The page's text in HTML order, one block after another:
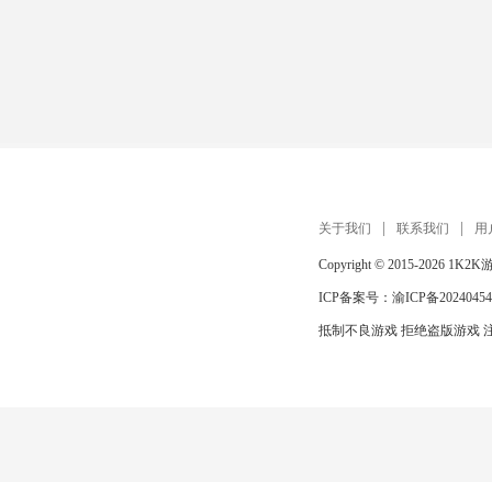
关于我们 联系我们 用
Copyright © 2015-2026 1K2K
ICP备案号： 渝ICP备
抵制不良游戏 拒绝盗版游戏